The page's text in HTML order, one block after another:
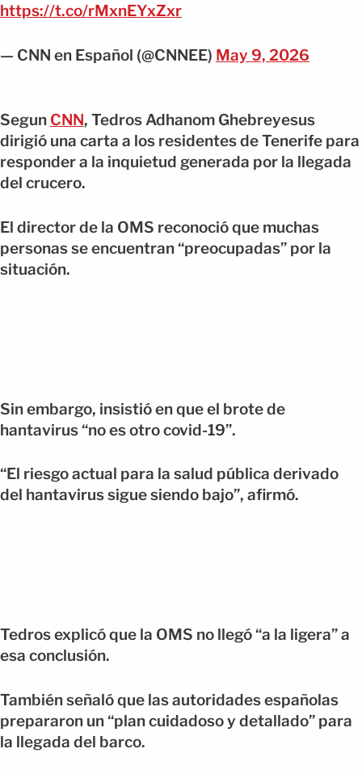
https://t.co/rMxnEYxZxr
— CNN en Español (@CNNEE) May 9, 2026
Segun CNN, Tedros Adhanom Ghebreyesus
dirigió una carta a los residentes de Tenerife para
responder a la inquietud generada por la llegada
del crucero.
El director de la OMS reconoció que muchas
personas se encuentran “preocupadas” por la
situación.
Sin embargo, insistió en que el brote de
hantavirus “no es otro covid-19”.
“El riesgo actual para la salud pública derivado
del hantavirus sigue siendo bajo”, afirmó.
Tedros explicó que la OMS no llegó “a la ligera” a
esa conclusión.
También señaló que las autoridades españolas
prepararon un “plan cuidadoso y detallado” para
la llegada del barco.